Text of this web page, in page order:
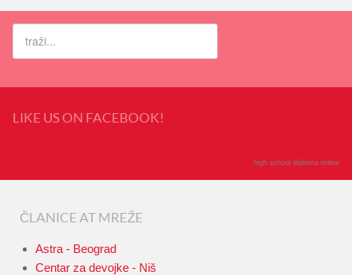
LIKE US ON FACEBOOK!
high school diploma online
ČLANICE AT MREŽE
Astra - Beograd
Centar za devojke - Niš